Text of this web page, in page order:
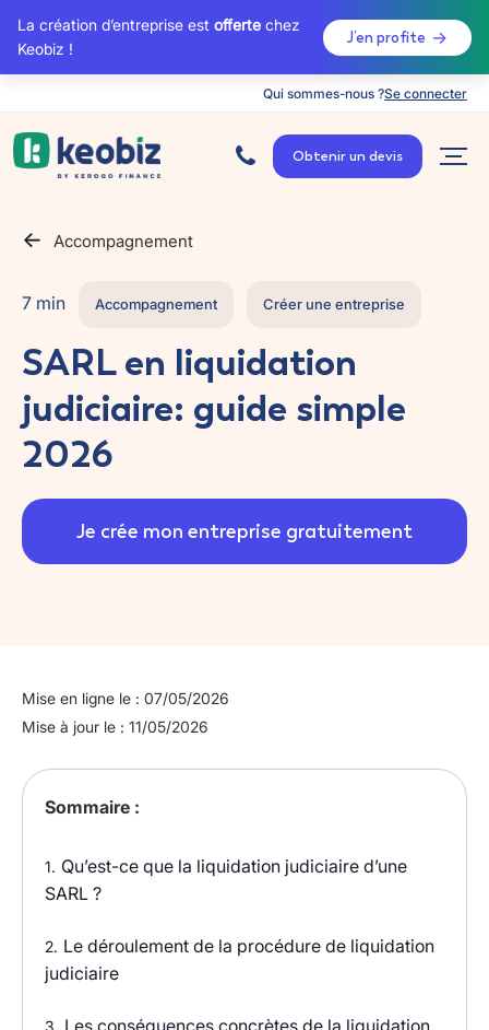
La création d’entreprise est offerte chez
Keobiz !
J’en profite
Qui sommes-nous ?Se connecter
c
c
u
Obtenir un devis
Accompagnement
7 min Accompagnement Créer une entreprise
SARL en liquidation
judiciaire: guide simple
2026
Je crée mon entreprise gratuitement
Mise en ligne le : 07/05/2026
Mise à jour le : 11/05/2026
Sommaire :
1. Qu’est-ce que la liquidation judiciaire d’une
SARL ?
2. Le déroulement de la procédure de liquidation
judiciaire
3. Les conséquences concrètes de la liquidation